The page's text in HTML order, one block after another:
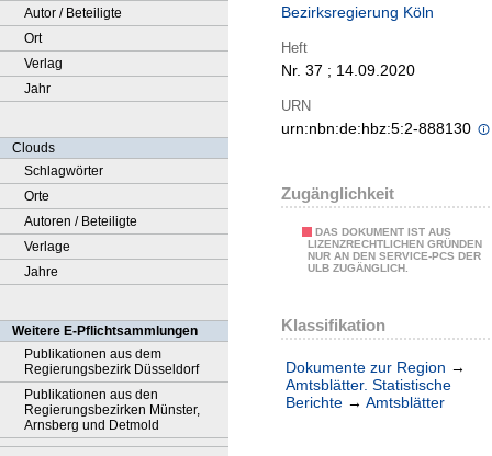
Autor / Beteiligte
Ort
Verlag
Jahr
Clouds
Schlagwörter
Orte
Autoren / Beteiligte
Verlage
Jahre
Weitere E-Pflichtsammlungen
Publikationen aus dem
Regierungsbezirk Düsseldorf
Publikationen aus den
Regierungsbezirken Münster,
Arnsberg und Detmold
Bezirksregierung Köln
Heft
Nr. 37 ; 14.09.2020
URN
urn:nbn:de:hbz:5:2-888130
Zugänglichkeit
DAS DOKUMENT IST AUS
LIZENZRECHTLICHEN GRÜNDEN
NUR AN DEN SERVICE-PCS DER
ULB ZUGÄNGLICH.
Klassifikation
Dokumente zur Region →
Amtsblätter. Statistische
Berichte → Amtsblätter